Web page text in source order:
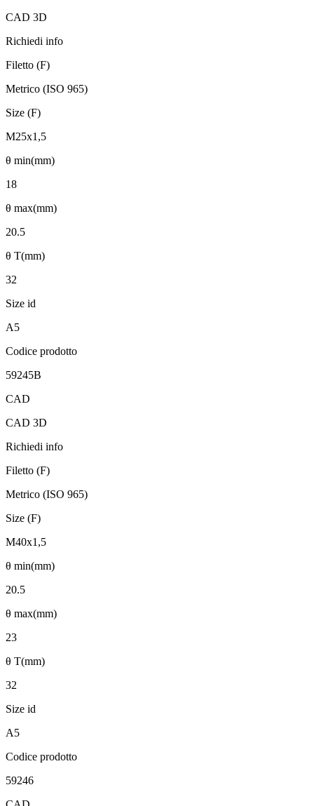
CAD 3D
Richiedi info
Filetto (F)
Metrico (ISO 965)
Size (F)
M25x1,5
θ min(mm)
18
θ max(mm)
20.5
θ T(mm)
32
Size id
A5
Codice prodotto
59245B
CAD
CAD 3D
Richiedi info
Filetto (F)
Metrico (ISO 965)
Size (F)
M40x1,5
θ min(mm)
20.5
θ max(mm)
23
θ T(mm)
32
Size id
A5
Codice prodotto
59246